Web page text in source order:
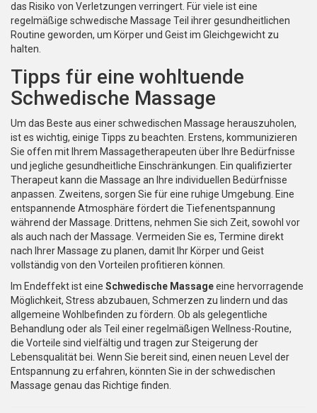
das Risiko von Verletzungen verringert. Für viele ist eine
regelmäßige schwedische Massage Teil ihrer gesundheitlichen
Routine geworden, um Körper und Geist im Gleichgewicht zu
halten.
Tipps für eine wohltuende
Schwedische Massage
Um das Beste aus einer schwedischen Massage herauszuholen,
ist es wichtig, einige Tipps zu beachten. Erstens, kommunizieren
Sie offen mit Ihrem Massagetherapeuten über Ihre Bedürfnisse
und jegliche gesundheitliche Einschränkungen. Ein qualifizierter
Therapeut kann die Massage an Ihre individuellen Bedürfnisse
anpassen. Zweitens, sorgen Sie für eine ruhige Umgebung. Eine
entspannende Atmosphäre fördert die Tiefenentspannung
während der Massage. Drittens, nehmen Sie sich Zeit, sowohl vor
als auch nach der Massage. Vermeiden Sie es, Termine direkt
nach Ihrer Massage zu planen, damit Ihr Körper und Geist
vollständig von den Vorteilen profitieren können.
Im Endeffekt ist eine Schwedische Massageeine hervorragende
Möglichkeit, Stress abzubauen, Schmerzen zu lindern und das
allgemeine Wohlbefinden zu fördern. Ob als gelegentliche
Behandlung oder als Teil einer regelmäßigen Wellness-Routine,
die Vorteile sind vielfältig und tragen zur Steigerung der
Lebensqualität bei. Wenn Sie bereit sind, einen neuen Level der
Entspannung zu erfahren, könnten Sie in der schwedischen
Massage genau das Richtige finden.